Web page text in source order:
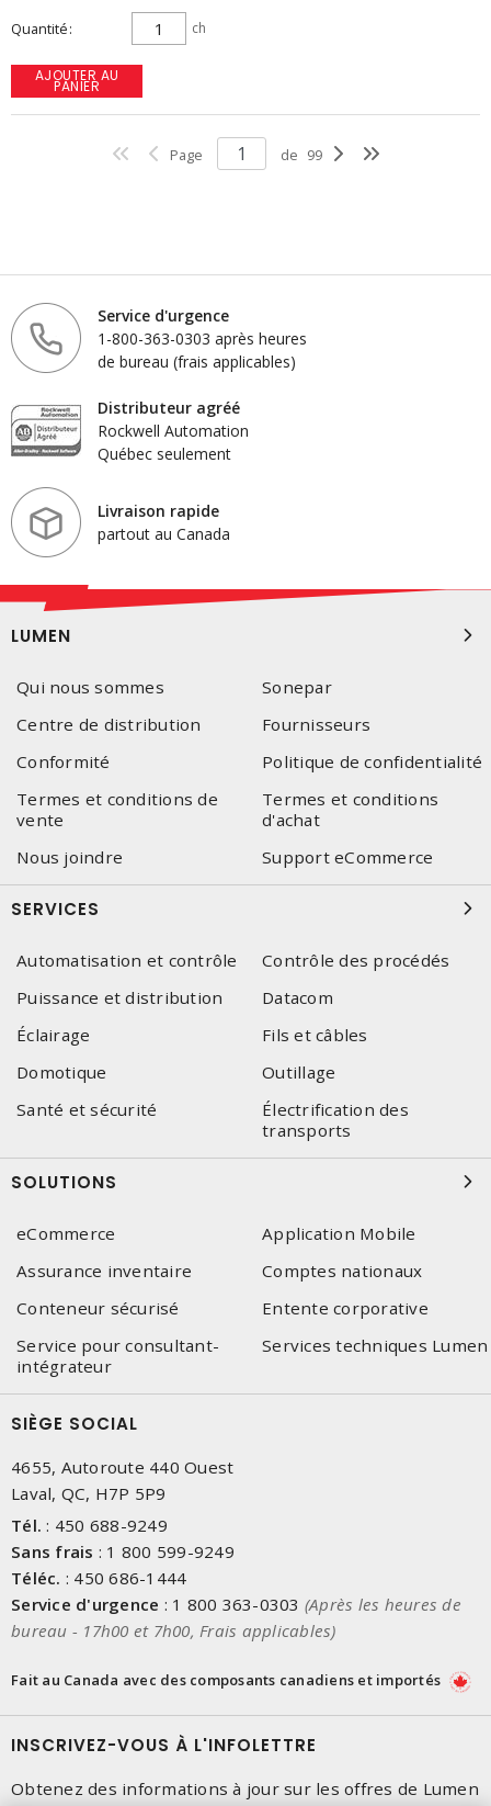
Quantité ch
AJOUTER AU
PANIER
Page de 99
Service d'urgence
1-800-363-0303 après heures
de bureau (frais applicables)
Distributeur agréé
Rockwell Automation
Québec seulement
Livraison rapide
partout au Canada
LUMEN
Qui nous sommes
Sonepar
Centre de distribution
Fournisseurs
Conformité
Politique de confidentialité
Termes et conditions de
vente
Termes et conditions
d'achat
Nous joindre
Support eCommerce
SERVICES
Automatisation et contrôle
Contrôle des procédés
Puissance et distribution
Datacom
Éclairage
Fils et câbles
Domotique
Outillage
Santé et sécurité
Électrification des
transports
SOLUTIONS
eCommerce
Application Mobile
Assurance inventaire
Comptes nationaux
Conteneur sécurisé
Entente corporative
Service pour consultant-
intégrateur
Services techniques Lumen
SIÈGE SOCIAL
4655, Autoroute 440 Ouest
Laval, QC, H7P 5P9
Tél. : 450 688-9249
Sans frais : 1 800 599-9249
Téléc. : 450 686-1444
Service d'urgence : 1 800 363-0303 (Après les heures de
bureau - 17h00 et 7h00, Frais applicables)
Fait au Canada avec des composants canadiens et importés
INSCRIVEZ-VOUS À L'INFOLETTRE
Obtenez des informations à jour sur les offres de Lumen